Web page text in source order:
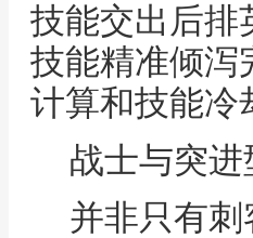
技能交出后排
技能精准倾泻
计算和技能冷
战士与突
并非只有